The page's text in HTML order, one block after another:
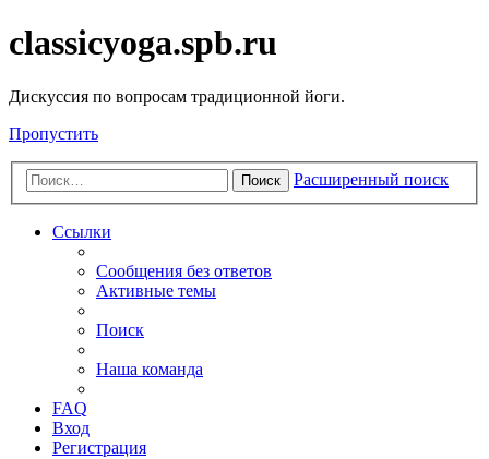
classicyoga.spb.ru
Дискуссия по вопросам традиционной йоги.
Пропустить
Поиск Расширенный поиск
Ссылки
Сообщения без ответов
Активные темы
Поиск
Наша команда
FAQ
Вход
Регистрация